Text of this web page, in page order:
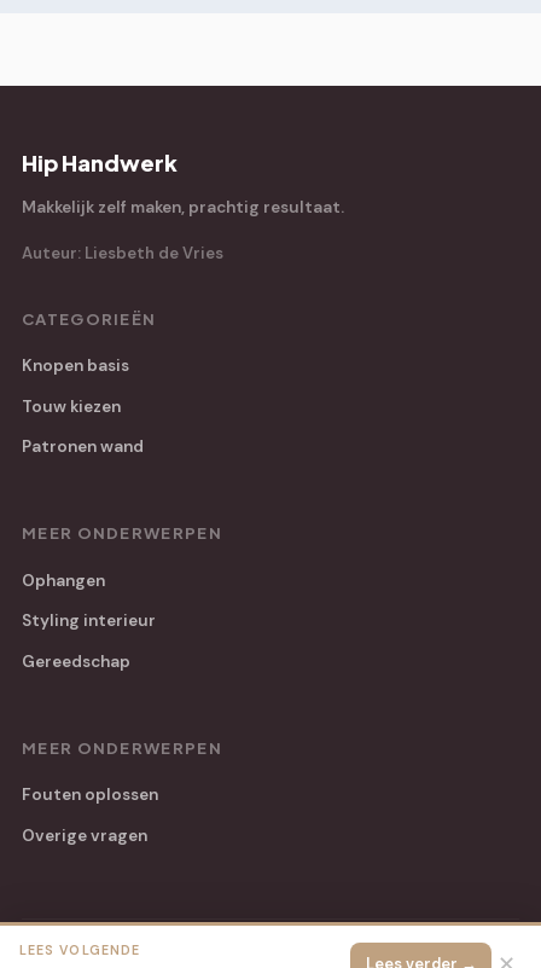
Hip Handwerk
Makkelijk zelf maken, prachtig resultaat.
Auteur: Liesbeth de Vries
CATEGORIEËN
Knopen basis
Touw kiezen
Patronen wand
MEER ONDERWERPEN
Ophangen
Styling interieur
Gereedschap
MEER ONDERWERPEN
Fouten oplossen
Overige vragen
© 2026 Hip Handwerk Alle rechten voorbehouden.
LEES VOLGENDE